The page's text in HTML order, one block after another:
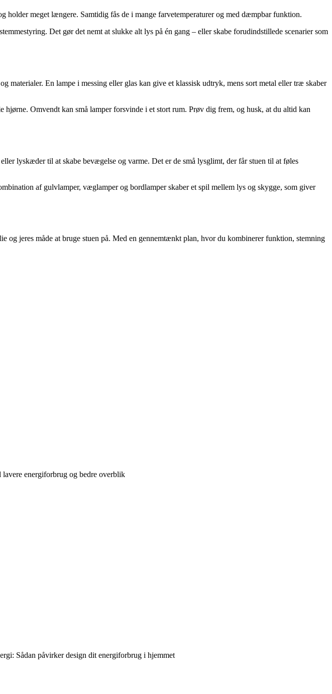
meget længere. Samtidig fås de i mange farvetemperaturer og med dæmpbar funktion.
Det gør det nemt at slukke alt lys på én gang – eller skabe forudindstillede scenarier som
En lampe i messing eller glas kan give et klassisk udtryk, mens sort metal eller træ skaber
Omvendt kan små lamper forsvinde i et stort rum. Prøv dig frem, og husk, at du altid kan
lyskæder til at skabe bevægelse og varme. Det er de små lysglimt, der får stuen til at føles
af gulvlamper, væglamper og bordlamper skaber et spil mellem lys og skygge, som giver
jeres måde at bruge stuen på. Med en gennemtænkt plan, hvor du kombinerer funktion, stemning
energiforbrug og bedre overblik
Sådan påvirker design dit energiforbrug i hjemmet